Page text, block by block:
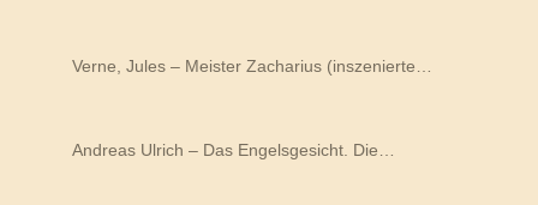
Verne, Jules – Meister Zacharius (inszenierte…
Andreas Ulrich – Das Engelsgesicht. Die…